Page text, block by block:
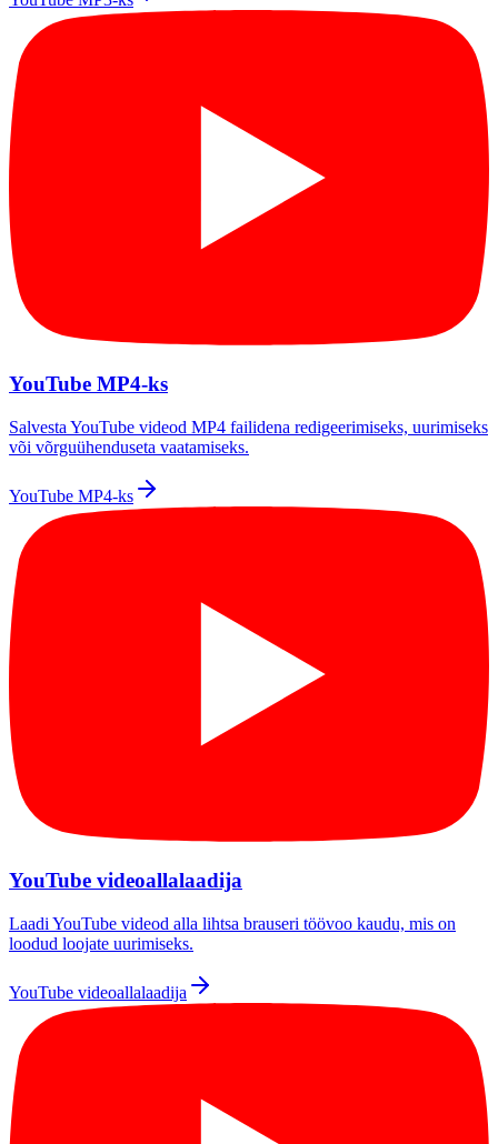
YouTube MP4-ks
Salvesta YouTube videod MP4 failidena redigeerimiseks, uurimiseks
või võrguühenduseta vaatamiseks.
YouTube MP4-ks
YouTube videoallalaadija
Laadi YouTube videod alla lihtsa brauseri töövoo kaudu, mis on
loodud loojate uurimiseks.
YouTube videoallalaadija